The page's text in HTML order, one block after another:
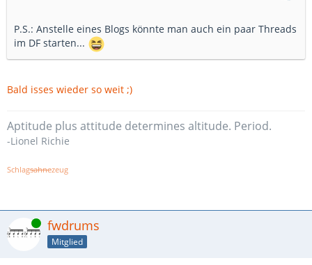
P.S.: Anstelle eines Blogs könnte man auch ein paar Threads
im DF starten...
Bald isses wieder so weit ;)
Aptitude plus attitude determines altitude. Period.
-Lionel Richie
Schlagsahnezeug
Online fwdrums
Mitglied